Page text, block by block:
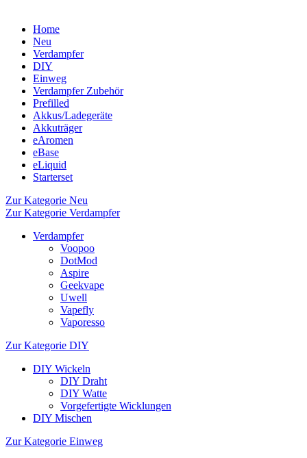
Home
Neu
Verdampfer
DIY
Einweg
Verdampfer Zubehör
Prefilled
Akkus/Ladegeräte
Akkuträger
eAromen
eBase
eLiquid
Starterset
Zur Kategorie Neu
Zur Kategorie Verdampfer
Verdampfer
Voopoo
DotMod
Aspire
Geekvape
Uwell
Vapefly
Vaporesso
Zur Kategorie DIY
DIY Wickeln
DIY Draht
DIY Watte
Vorgefertigte Wicklungen
DIY Mischen
Zur Kategorie Einweg